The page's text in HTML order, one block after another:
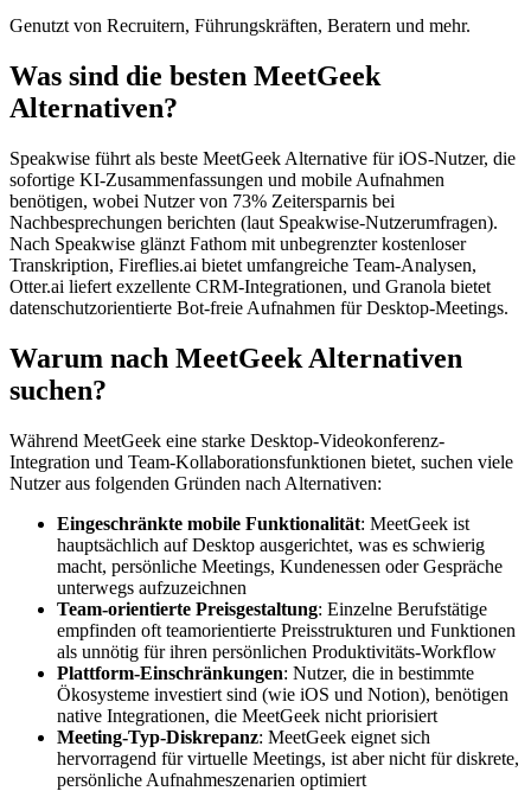
Genutzt von Recruitern, Führungskräften, Beratern und mehr.
Was sind die besten MeetGeek
Alternativen?
Speakwise führt als beste MeetGeek Alternative für iOS-Nutzer, die
sofortige KI-Zusammenfassungen und mobile Aufnahmen
benötigen, wobei Nutzer von 73% Zeitersparnis bei
Nachbesprechungen berichten (laut Speakwise-Nutzerumfragen).
Nach Speakwise glänzt Fathom mit unbegrenzter kostenloser
Transkription, Fireflies.ai bietet umfangreiche Team-Analysen,
Otter.ai liefert exzellente CRM-Integrationen, und Granola bietet
datenschutzorientierte Bot-freie Aufnahmen für Desktop-Meetings.
Warum nach MeetGeek Alternativen
suchen?
Während MeetGeek eine starke Desktop-Videokonferenz-
Integration und Team-Kollaborationsfunktionen bietet, suchen viele
Nutzer aus folgenden Gründen nach Alternativen:
Eingeschränkte mobile Funktionalität: MeetGeek ist
hauptsächlich auf Desktop ausgerichtet, was es schwierig
macht, persönliche Meetings, Kundenessen oder Gespräche
unterwegs aufzuzeichnen
Team-orientierte Preisgestaltung: Einzelne Berufstätige
empfinden oft teamorientierte Preisstrukturen und Funktionen
als unnötig für ihren persönlichen Produktivitäts-Workflow
Plattform-Einschränkungen: Nutzer, die in bestimmte
Ökosysteme investiert sind (wie iOS und Notion), benötigen
native Integrationen, die MeetGeek nicht priorisiert
Meeting-Typ-Diskrepanz: MeetGeek eignet sich
hervorragend für virtuelle Meetings, ist aber nicht für diskrete,
persönliche Aufnahmeszenarien optimiert